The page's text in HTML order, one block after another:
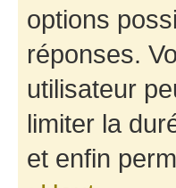
options
réponses.
utilisateur
limiter la
et enfin